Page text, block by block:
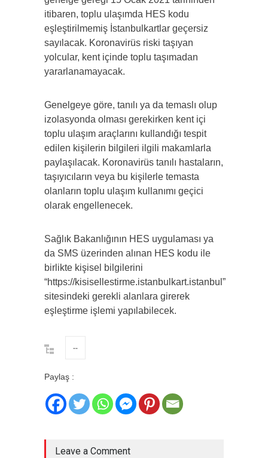
itibaren, toplu ulaşımda HES kodu
eşleştirilmemiş İstanbulkartlar geçersiz
sayılacak. Koronavirüs riski taşıyan
yolcular, kent içinde toplu taşımadan
yararlanamayacak.
Genelgeye göre, tanılı ya da temaslı olup
izolasyonda olması gerekirken kent içi
toplu ulaşım araçlarını kullandığı tespit
edilen kişilerin bilgileri ilgili makamlarla
paylaşılacak. Koronavirüs tanılı hastaların,
taşıyıcıların veya bu kişilerle temasta
olanların toplu ulaşım kullanımı geçici
olarak engellenecek.
Sağlık Bakanlığının HES uygulaması ya
da SMS üzerinden alınan HES kodu ile
birlikte kişisel bilgilerini
“https://kisisellestirme.istanbulkart.istanbul”
sitesindeki gerekli alanlara girerek
eşleştirme işlemi yapılabilecek.
--
Paylaş :
Leave a Comment